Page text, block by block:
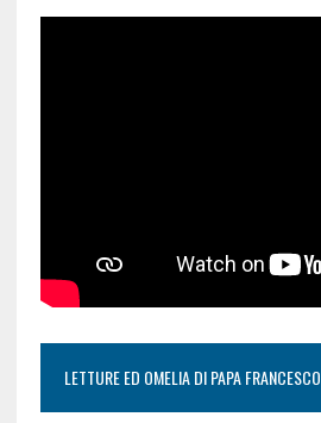
LETTURE ED OMELIA DI PAPA FRANCESCO